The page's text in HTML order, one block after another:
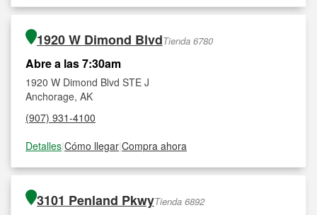
1920 W Dimond BlvdTienda 6780
Abre a las 7:30am
1920 W Dimond Blvd STE J
Anchorage, AK
(907) 931-4100
Detalles|Cómo llegar|Compra ahora
3101 Penland PkwyTienda 6892